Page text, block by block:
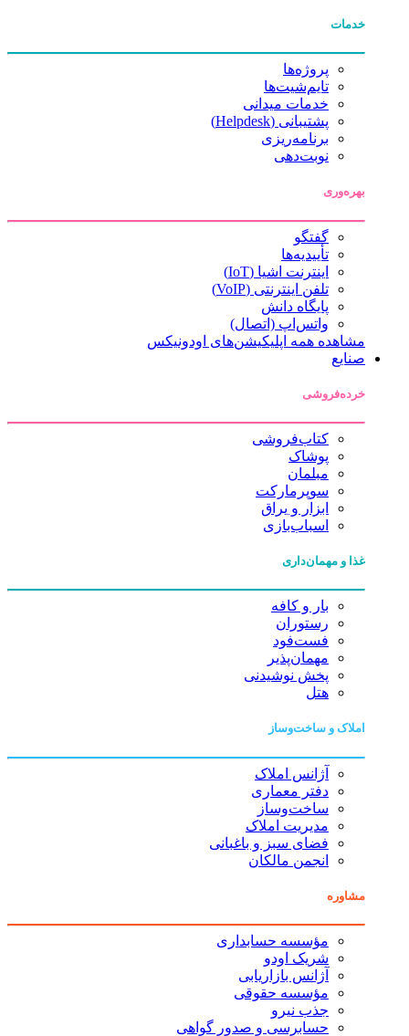
خدمات
پروژه‌ها
تایم‌شیت‌ها
خدمات میدانی
پشتیبانی (Helpdesk)
برنامه‌ریزی
نوبت‌دهی
بهره‌وری
گفتگو
تأییدیه‌ها
اینترنت اشیا (IoT)
تلفن اینترنتی (VoIP)
پایگاه دانش
واتس‌اپ (اتصال)
مشاهده همه اپلیکیشن‌های اودونیکس
صنایع
خرده‌فروشی
کتاب‌فروشی
پوشاک
مبلمان
سوپرمارکت
ابزار و یراق
اسباب‌بازی
غذا و مهمان‌داری
بار و کافه
رستوران
فست‌فود
مهمان‌پذیر
پخش نوشیدنی
هتل
املاک و ساخت‌وساز
آژانس املاک
دفتر معماری
ساخت‌وساز
مدیریت املاک
فضای سبز و باغبانی
انجمن مالکان
مشاوره
مؤسسه حسابداری
شریک اودو
آژانس بازاریابی
مؤسسه حقوقی
جذب نیرو
حسابرسی و صدور گواهی